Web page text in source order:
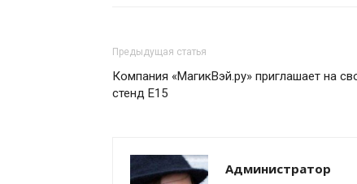
Предыдущая статья
Компания «МагикВэй.ру» приглашает на
стенд Е15
Администратор